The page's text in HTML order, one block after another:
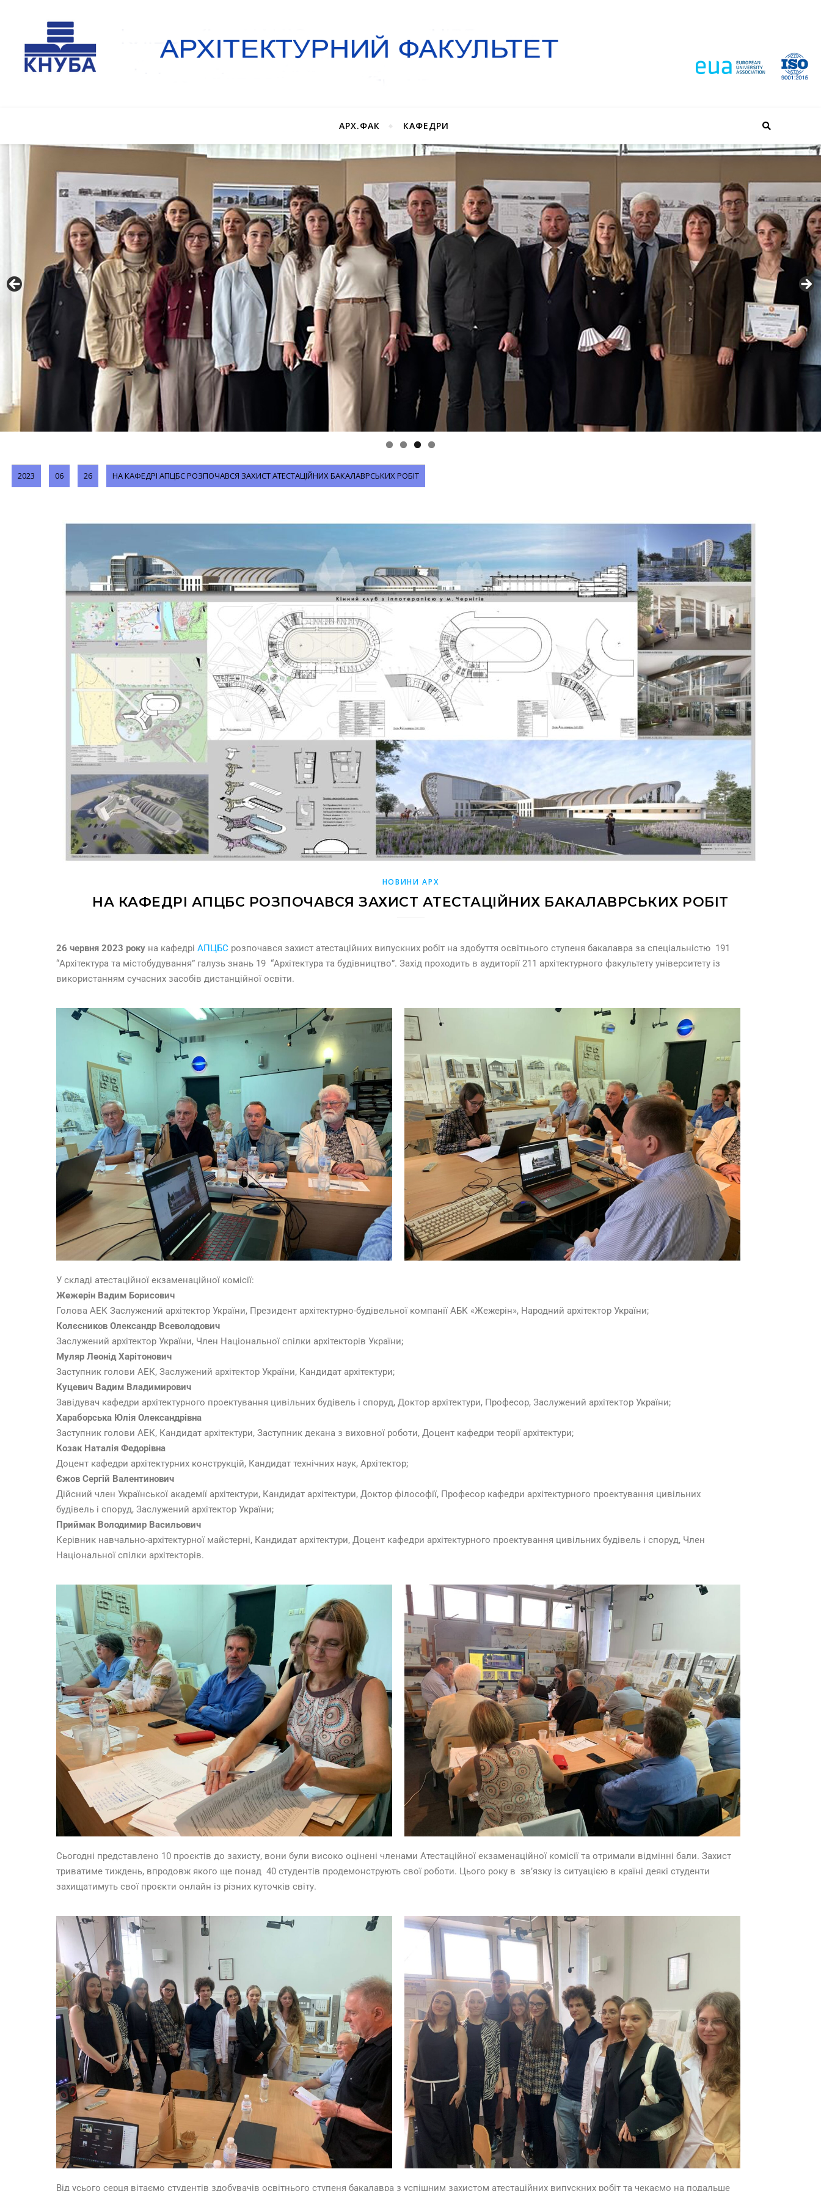
АРХ.ФАК КАФЕДРИ
2023 06 26 НА КАФЕДРІ АПЦБС РОЗПОЧАВСЯ ЗАХИСТ АТЕСТАЦІЙНИХ БАКАЛАВРСЬКИХ РОБІТ
НОВИНИ АРХ
НА КАФЕДРІ АПЦБС РОЗПОЧАВСЯ ЗАХИСТ АТЕСТАЦІЙНИХ БАКАЛАВРСЬКИХ РОБІТ
26 червня 2023 року на кафедрі АПЦБС розпочався захист атестаційних випускних робіт на здобуття освітнього ступеня бакалавра за спеціальністю 191
“Архітектура та містобудування” галузь знань 19 “Архітектура та будівництво”. Захід проходить в аудиторії 211 архітектурного факультету університету із
використанням сучасних засобів дистанційної освіти.
У складі атестаційної екзаменаційної комісії:
Жежерін Вадим Борисович
Голова АЕК Заслужений архітектор України, Президент архітектурно-будівельної компанії АБК «Жежерін», Народний архітектор України;
Колєсников Олександр Всеволодович
Заслужений архітектор України, Член Національної спілки архітекторів України;
Муляр Леонід Харітонович
Заступник голови АЕК, Заслужений архітектор України, Кандидат архітектури;
Куцевич Вадим Владимирович
Завідувач кафедри архітектурного проектування цивільних будівель і споруд, Доктор архітектури, Професор, Заслужений архітектор України;
Хараборська Юлія Олександрівна
Заступник голови АЕК, Кандидат архітектури, Заступник декана з виховної роботи, Доцент кафедри теорії архітектури;
Козак Наталія Федорівна
Доцент кафедри архітектурних конструкцій, Кандидат технічних наук, Архітектор;
Єжов Сергій Валентинович
Дійсний член Української академії архітектури, Кандидат архітектури, Доктор філософії, Професор кафедри архітектурного проектування цивільних
будівель і споруд, Заслужений архітектор України;
Приймак Володимир Васильович
Керівник навчально-архітектурної майстерні, Кандидат архітектури, Доцент кафедри архітектурного проектування цивільних будівель і споруд, Член
Національної спілки архітекторів.
Сьогодні представлено 10 проєктів до захисту, вони були високо оцінені членами Атестаційної екзаменаційної комісії та отримали відмінні бали. Захист
триватиме тиждень, впродовж якого ще понад 40 студентів продемонструють свої роботи. Цього року в зв’язку із ситуацією в країні деякі студенти
захищатимуть свої проєкти онлайн із різних куточків світу.
Від усього серця вітаємо студентів здобувачів освітнього ступеня бакалавра з успішним захистом атестаційних випускних робіт та чекаємо на подальше